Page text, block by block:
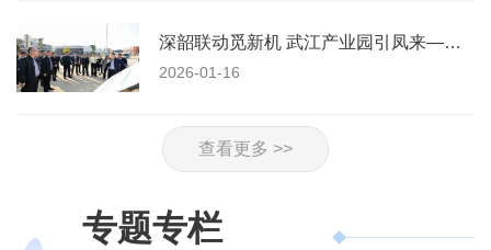
深韶联动觅新机 武江产业园引凤来——深圳企业联合会考察团探访韶关武江城乡融合产业园
2026-01-16
查看更多 >>
专题专栏